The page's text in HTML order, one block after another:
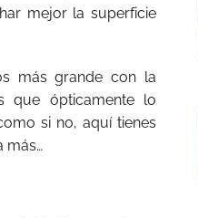
mejor la superficie
más grande con la
que ópticamente lo
si no, aquí tienes
más…